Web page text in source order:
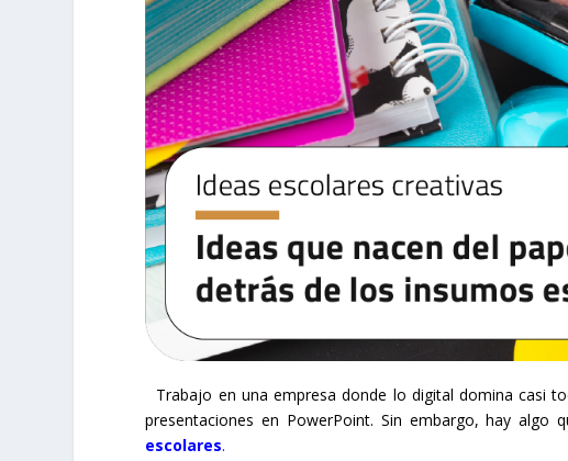
Trabajo en una empresa donde lo digital domina casi
presentaciones en PowerPoint. Sin embargo, hay
escolares.